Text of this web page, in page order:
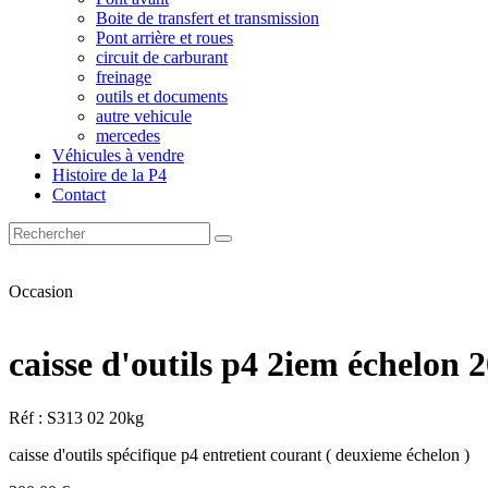
Boite de transfert et transmission
Pont arrière et roues
circuit de carburant
freinage
outils et documents
autre vehicule
mercedes
Véhicules à vendre
Histoire de la P4
Contact
Occasion
caisse d'outils p4 2iem échelon
Réf : S313 02 20kg
caisse d'outils spécifique p4 entretient courant ( deuxieme échelon )